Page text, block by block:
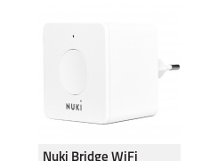
Nuki Bridge WiFi